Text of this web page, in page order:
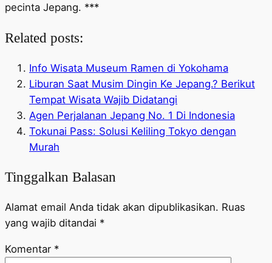
pecinta Jepang. ***
Related posts:
Info Wisata Museum Ramen di Yokohama
Liburan Saat Musim Dingin Ke Jepang.? Berikut
Tempat Wisata Wajib Didatangi
Agen Perjalanan Jepang No. 1 Di Indonesia
Tokunai Pass: Solusi Keliling Tokyo dengan
Murah
Tinggalkan Balasan
Alamat email Anda tidak akan dipublikasikan. Ruas
yang wajib ditandai *
Komentar *